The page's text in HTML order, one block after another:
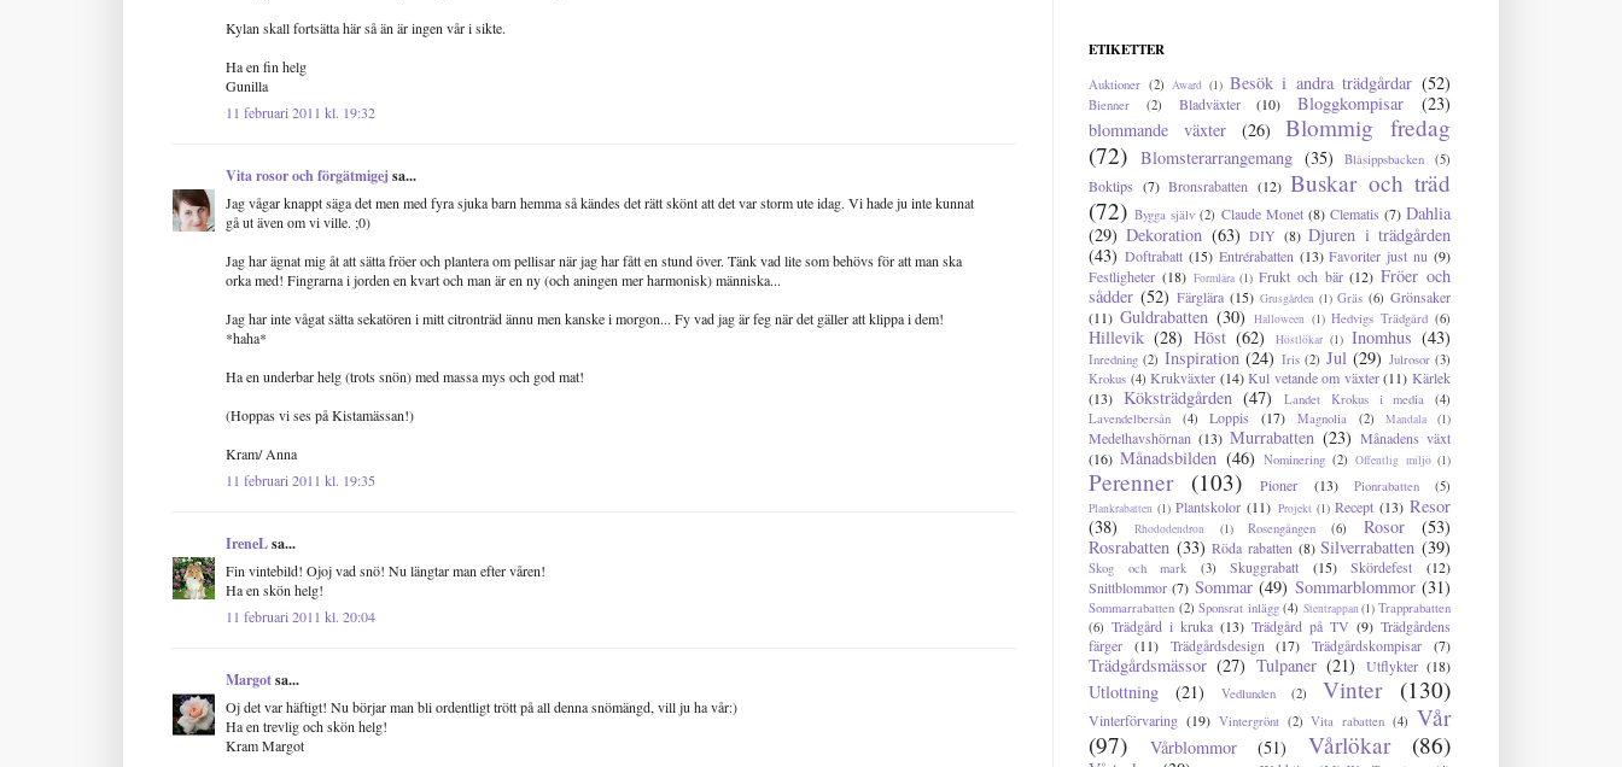
Kylan skall fortsätta här så än är ingen vår i sikte.
Ha en fin helg
Gunilla
11 februari 2011 kl. 19:32
Vita rosor och förgätmigej sa...
Jag vågar knappt säga det men med fyra sjuka barn hemma så kändes det rätt skönt att det var storm ute idag. Vi hade ju inte kunnat
gå ut även om vi ville. ;0)
Jag har ägnat mig åt att sätta fröer och plantera om pellisar när jag har fått en stund över. Tänk vad lite som behövs för att man ska
orka med! Fingrarna i jorden en kvart och man är en ny (och aningen mer harmonisk) människa...
Jag har inte vågat sätta sekatören i mitt citronträd ännu men kanske i morgon... Fy vad jag är feg när det gäller att klippa i dem!
*haha*
Ha en underbar helg (trots snön) med massa mys och god mat!
(Hoppas vi ses på Kistamässan!)
Kram/ Anna
11 februari 2011 kl. 19:35
IreneLsa...
Fin vintebild! Ojoj vad snö! Nu längtar man efter våren!
Ha en skön helg!
11 februari 2011 kl. 20:04
Margotsa...
Oj det var häftigt! Nu börjar man bli ordentligt trött på all denna snömängd, vill ju ha vår:)
Ha en trevlig och skön helg!
Kram Margot
ETIKETTER
Auktioner (2) Award (1) Besök i andra trädgårdar (52)
Bienner (2) Bladväxter (10) Bloggkompisar
(23)
blommande växter
(26)
Blommig fredag
(72) Blomsterarrangemang (35) Blåsippsbacken (5)
Boktips (7) Bronsrabatten (12) Buskar och träd
(72) Bygga själv (2) Claude Monet (8) Clematis (7) Dahlia
(29) Dekoration (63) DIY (8) Djuren i trädgården
(43) Doftrabatt (15) Entrérabatten (13) Favoriter just nu (9)
Festligheter (18) Formlära (1) Frukt och bär (12) Fröer och
sådder (52) Färglära (15) Grusgården (1) Gräs (6) Grönsaker
(11) Guldrabatten (30) Halloween (1) Hedvigs Trädgård (6)
Hillevik (28) Höst (62) Höstlökar (1) Inomhus (43)
Inredning (2) Inspiration (24) Iris (2) Jul (29) Julrosor (3)
Krokus (4) Krukväxter (14) Kul vetande om växter (11) Kärlek
(13) Köksträdgården (47) Landet Krokus i media
(4)
Lavendelbersån
(4) Loppis (17) Magnolia (2) Mandala (1)
Medelhavshörnan (13) Murrabatten (23) Månadens växt
(16) Månadsbilden (46) Nominering (2) Offentlig miljö (1)
Perenner (103) Pioner (13) Pionrabatten (5)
Plankrabatten (1) Plantskolor (11) Projekt (1) Recept (13) Resor
(38)
Rhododendron (1) Rosengången (6) Rosor
(53)
Rosrabatten (33) Röda rabatten (8) Silverrabatten (39)
Skog och mark (3) Skuggrabatt (15) Skördefest
(12)
Snittblommor (7) Sommar (49) Sommarblommor (31)
Sommarrabatten (2) Sponsrat inlägg (4) Stentrappan(1) Trapprabatten
(6) Trädgård i kruka (13) Trädgård på TV (9) Trädgårdens
färger
(11) Trädgårdsdesign (17) Trädgårdskompisar (7)
Trädgårdsmässor (27) Tulpaner (21) Utflykter (18)
Utlottning (21) Vedlunden (2) Vinter (130)
Vinterförvaring (19) Vintergrönt (2) Vita rabatten (4) Vår
(97)
Vårblommor (51) Vårlökar (86)